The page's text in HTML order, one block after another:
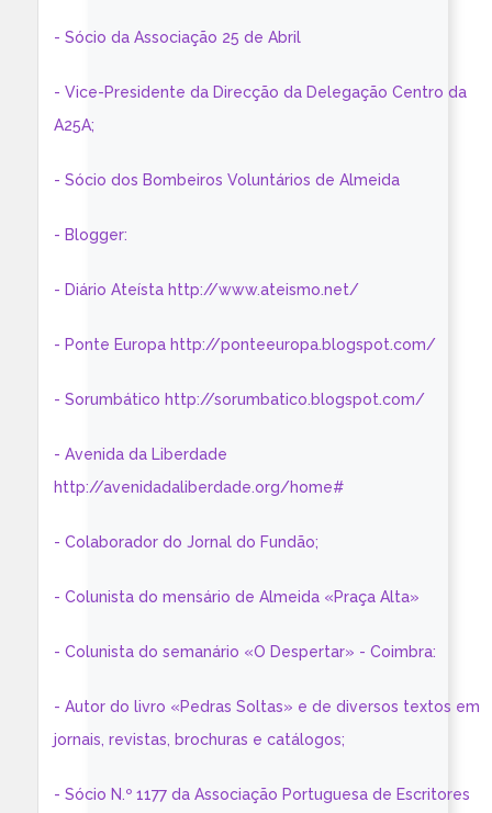
- Sócio da Associação 25 de Abril
- Vice-Presidente da Direcção da Delegação Centro da
A25A;
- Sócio dos Bombeiros Voluntários de Almeida
- Blogger:
- Diário Ateísta http://www.ateismo.net/
- Ponte Europa http://ponteeuropa.blogspot.com/
- Sorumbático http://sorumbatico.blogspot.com/
- Avenida da Liberdade
http://avenidadaliberdade.org/home#
- Colaborador do Jornal do Fundão;
- Colunista do mensário de Almeida «Praça Alta»
- Colunista do semanário «O Despertar» - Coimbra:
- Autor do livro «Pedras Soltas» e de diversos textos em
jornais, revistas, brochuras e catálogos;
- Sócio N.º 1177 da Associação Portuguesa de Escritores